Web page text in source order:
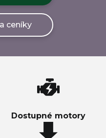
ceníky
Dostupné motory